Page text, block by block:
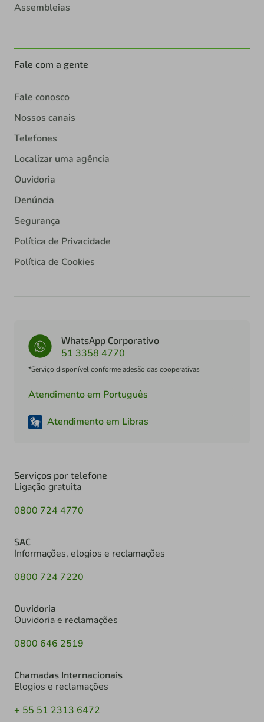
Assembleias
Fale com a gente
Fale conosco
Nossos canais
Telefones
Localizar uma agência
Ouvidoria
Denúncia
Segurança
Política de Privacidade
Política de Cookies
WhatsApp Corporativo
51 3358 4770
*Serviço disponível conforme adesão das cooperativas
Atendimento em Português
Atendimento em Libras
Serviços por telefone
Ligação gratuita
0800 724 4770
SAC
Informações, elogios e reclamações
0800 724 7220
Ouvidoria
Ouvidoria e reclamações
0800 646 2519
Chamadas Internacionais
Elogios e reclamações
+ 55 51 2313 6472